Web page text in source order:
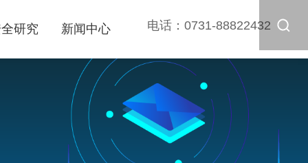
电话：0731-88822432
研究 新闻中心